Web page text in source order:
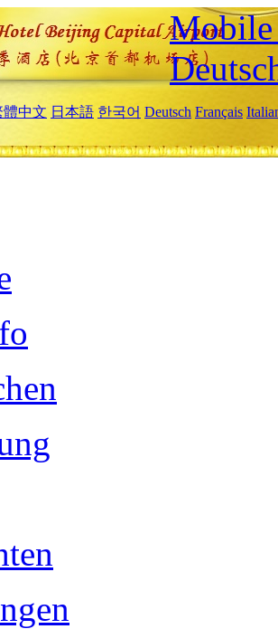
Mobile
體中文 日本語 한국어 Deutsch Français